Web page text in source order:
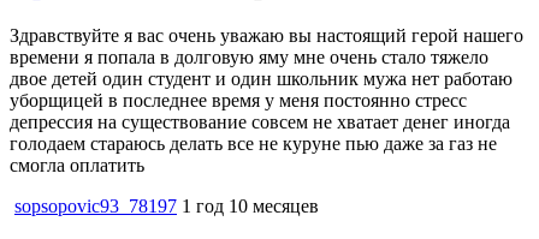
Здравствуйте я вас очень уважаю вы настоящий герой нашего
времени я попала в долговую яму мне очень стало тяжело
двое детей один студент и один школьник мужа нет работаю
уборщицей в последнее время у меня постоянно стресс
депрессия на существование совсем не хватает денег иногда
голодаем стараюсь делать все не куруне пью даже за газ не
смогла оплатить
sopsopovic93_78197 1 год 10 месяцев